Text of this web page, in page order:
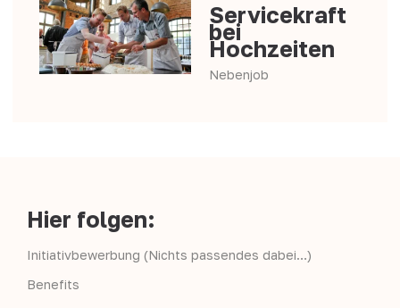
Servicekraft
bei
Hochzeiten
Nebenjob
Hier folgen:
Initiativbewerbung (Nichts passendes dabei…)
Benefits